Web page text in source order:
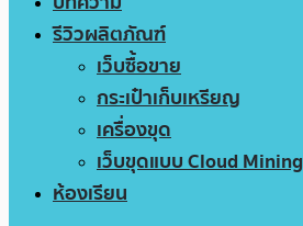
รีวิวผลิตภัณฑ์
เว็บซื้อขาย
กระเป๋าเก็บเหรียญ
เครื่องขุด
เว็บขุดแบบ Cloud Mining
ห้องเรียน